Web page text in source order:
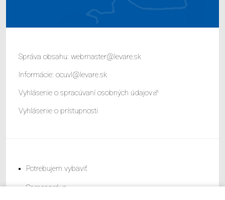
Správa obsahu: webmaster@levare.sk
Informácie: ocuvl@levare.sk
Vyhlásenie o spracúvaní osobných údajov
Vyhlásenie o prístupnosti
Potrebujem vybaviť
Samospráva